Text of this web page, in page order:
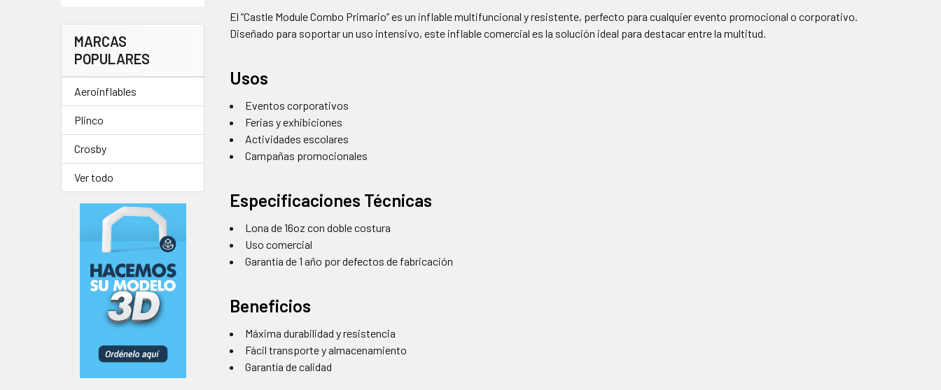
MARCAS
POPULARES
Aeroinflables
Plinco
Crosby
Ver todo
El “Castle Module Combo Primario” es un inflable multifuncional y resistente, perfecto para cualquier evento promocional o corporativo.
Diseñado para soportar un uso intensivo, este inflable comercial es la solución ideal para destacar entre la multitud.
Usos
Eventos corporativos
Ferias y exhibiciones
Actividades escolares
Campañas promocionales
Especificaciones Técnicas
Lona de 16oz con doble costura
Uso comercial
Garantía de 1 año por defectos de fabricación
Beneficios
Máxima durabilidad y resistencia
Fácil transporte y almacenamiento
Garantía de calidad